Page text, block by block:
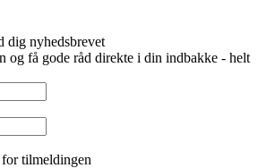
dig nyhedsbrevet
og få gode råd direkte i din indbakke - helt
tilmeldingen